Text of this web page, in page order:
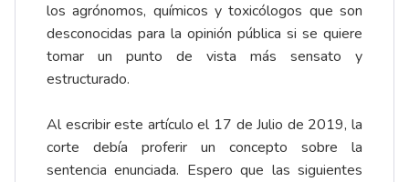
los agrónomos, químicos y toxicólogos que son
desconocidas para la opinión pública si se quiere
tomar un punto de vista más sensato y
estructurado.
Al escribir este artículo el 17 de Julio de 2019, la
corte debía proferir un concepto sobre la
sentencia enunciada. Espero que las siguientes